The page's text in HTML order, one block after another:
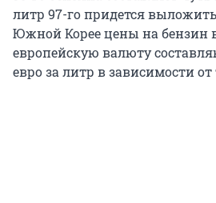
литр 97-го придется
Южной Корее цены на бензин
европейскую валюту
евро за литр в зависимости